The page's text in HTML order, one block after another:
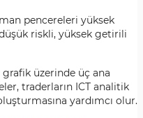
pencereleri yüksek
riskli, yüksek getirili
üzerinde üç ana
traderların ICT analitik
yardımcı olur.